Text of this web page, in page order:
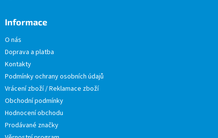
Informace
O nás
Doprava a platba
Kontakty
Podmínky ochrany osobních údajů
Vrácení zboží / Reklamace zboží
Obchodní podmínky
Hodnocení obchodu
Prodávané značky